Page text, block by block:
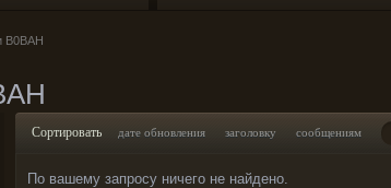
B0BAH
Сортировать дате обновления заголовку сообщениям
По вашему запросу ничего не найдено.